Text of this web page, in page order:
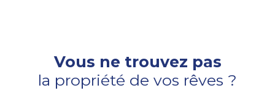
Vous ne trouvez pas
la propriété de vos rêves ?